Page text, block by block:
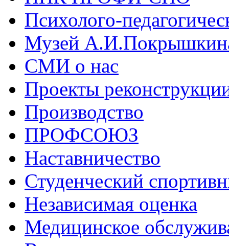
Психолого-
Музей
СМИ о нас
Проекты
Производство
ПРОФСОЮЗ
Наставничество
Студенческий
Независимая оценка
Медицинское